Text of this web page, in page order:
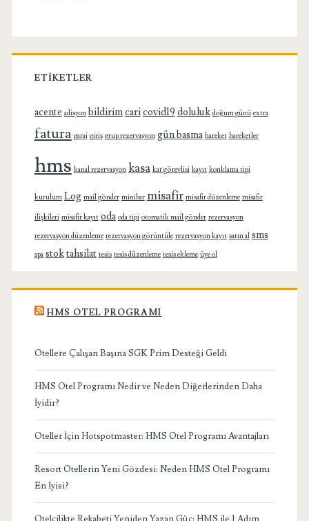
ETIKETLER
acente adisyon bildirimcaricovid19 doluluk doğum günü extra
fatura garaj giriş grup rezervasyon gün basma hareket hareketler
hms kanal rezervasyon kasa kat görevlisi kayıt konklama tipi
kurulum Log mail gönder minibar misafir misafir düzenleme misafir
ilişkileri misafir kayıt oda oda tipi otomatik mail gönder rezervasyon
rezervasyon düzenleme rezervasyon görüntüle rezervasyon kayıt satın al sms
spa stoktahsilat tesis tesis düzenleme tesis ekleme üye ol
HMS OTEL PROGRAMI
Otellere Çalışan Başına SGK Prim Desteği Geldi
HMS Otel Programı Nedir ve Neden Diğerlerinden Daha
İyidir?
Oteller İçin Hotspotmaster: HMS Otel Programı Avantajları
Resort Otellerin Yeni Gözdesi: Neden HMS Otel Programı
En İyisi?